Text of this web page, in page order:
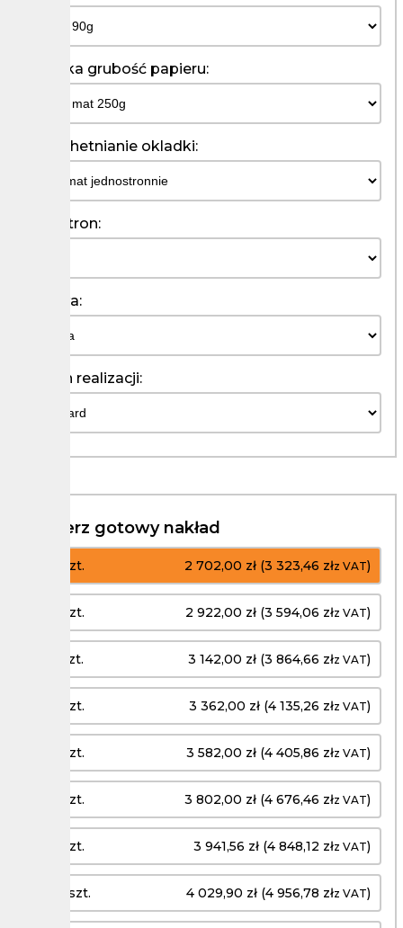
Okładka grubość papieru:
Uszlachetnianie okladki:
Ilosc stron:
Oprawa:
Termin realizacji:
Wybierz gotowy nakład
300 szt. 2 702,00 zł (3 323,46 złz VAT)
400 szt. 2 922,00 zł (3 594,06 złz VAT)
500 szt. 3 142,00 zł (3 864,66 złz VAT)
600 szt. 3 362,00 zł (4 135,26 złz VAT)
700 szt. 3 582,00 zł (4 405,86 złz VAT)
800 szt. 3 802,00 zł (4 676,46 złz VAT)
900 szt. 3 941,56 zł (4 848,12 złz VAT)
1000 szt. 4 029,90 zł (4 956,78 złz VAT)